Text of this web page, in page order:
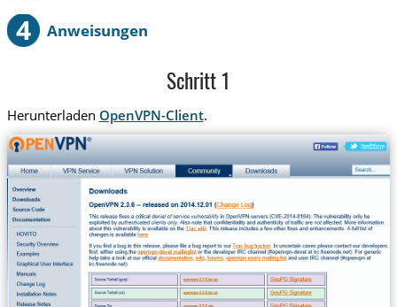
4 Anweisungen
Schritt 1
Herunterladen OpenVPN-Client.